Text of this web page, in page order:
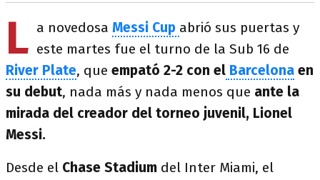
L a novedosa Messi Cup abrió sus puertas y
este martes fue el turno de la Sub 16 de
River Plate, que empató 2-2 con el Barcelona en
su debut, nada más y nada menos que ante la
mirada del creador del torneo juvenil, Lionel
Messi.
Desde el Chase Stadium del Inter Miami, el